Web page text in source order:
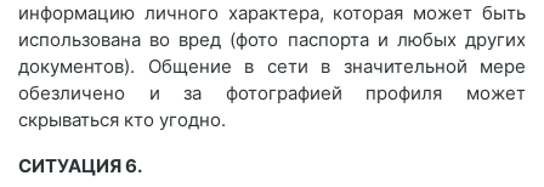
информацию личного характера, которая может быть
использована во вред (фото паспорта и любых других
документов). Общение в сети в значительной мере
обезличено и за фотографией профиля может
скрываться кто угодно.
СИТУАЦИЯ 6.